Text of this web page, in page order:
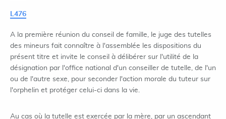
L476
A la première réunion du conseil de famille, le juge des tutelles
des mineurs fait connaître à l'assemblée les dispositions du
présent titre et invite le conseil à délibérer sur l'utilité de la
désignation par l'office national d'un conseiller de tutelle, de l'un
ou de l'autre sexe, pour seconder l'action morale du tuteur sur
l'orphelin et protéger celui-ci dans la vie.
Au cas où la tutelle est exercée par la mère, par un ascendant